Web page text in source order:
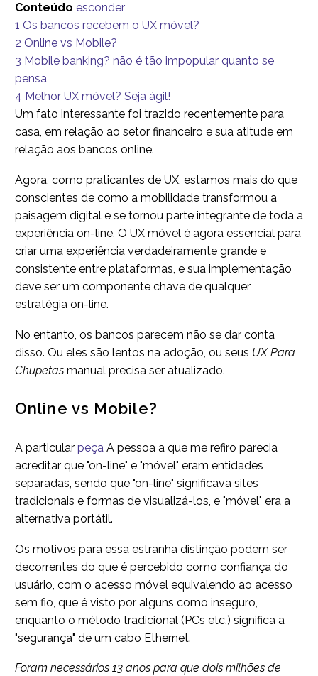
Conteúdo esconder
1 Os bancos recebem o UX móvel?
2 Online vs Mobile?
3 Mobile banking? não é tão impopular quanto se
pensa
4 Melhor UX móvel? Seja ágil!
Um fato interessante foi trazido recentemente para
casa, em relação ao setor financeiro e sua atitude em
relação aos bancos online.
Agora, como praticantes de UX, estamos mais do que
conscientes de como a mobilidade transformou a
paisagem digital e se tornou parte integrante de toda a
experiência on-line. O UX móvel é agora essencial para
criar uma experiência verdadeiramente grande e
consistente entre plataformas, e sua implementação
deve ser um componente chave de qualquer
estratégia on-line.
No entanto, os bancos parecem não se dar conta
disso. Ou eles são lentos na adoção, ou seus UX Para
Chupetas manual precisa ser atualizado.
Online vs Mobile?
A particular peça A pessoa a que me refiro parecia
acreditar que "on-line" e "móvel" eram entidades
separadas, sendo que "on-line" significava sites
tradicionais e formas de visualizá-los, e "móvel" era a
alternativa portátil.
Os motivos para essa estranha distinção podem ser
decorrentes do que é percebido como confiança do
usuário, com o acesso móvel equivalendo ao acesso
sem fio, que é visto por alguns como inseguro,
enquanto o método tradicional (PCs etc.) significa a
"segurança" de um cabo Ethernet.
Foram necessários 13 anos para que dois milhões de